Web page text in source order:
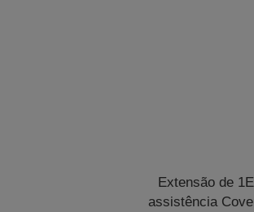
Extensão de
assistência